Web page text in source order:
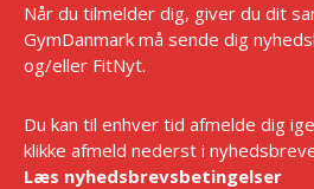
Når du tilmelder dig, giver du dit
GymDanmark må sende dig
og/eller FitNyt.
Du kan til enhver tid afmelde dig
klikke afmeld nederst i
Læs nyhedsbrevsbetingelser